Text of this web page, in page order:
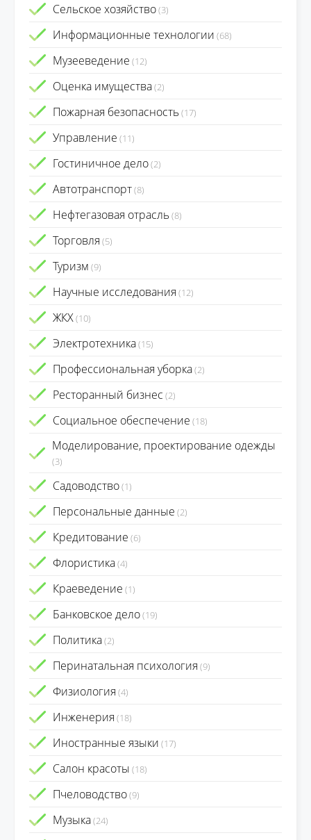
Сельское хозяйство(3)
Информационные технологии (68)
Музееведение (12)
Оценка имущества(2)
Пожарная безопасность(17)
Управление (11)
Гостиничное дело(2)
Автотранспорт(8)
Нефтегазовая отрасль(8)
Торговля (5)
Туризм (9)
Научные исследования (12)
ЖКХ(10)
Электротехника(15)
Профессиональная уборка(2)
Ресторанный бизнес (2)
Социальное обеспечение (18)
Моделирование, проектирование одежды
(3)
Садоводство(1)
Персональные данные (2)
Кредитование (6)
Флористика(4)
Краеведение (1)
Банковское дело(19)
Политика(2)
Перинатальная психология (9)
Физиология (4)
Инженерия (18)
Иностранные языки (17)
Салон красоты (18)
Пчеловодство(9)
Музыка(24)